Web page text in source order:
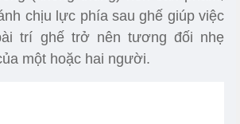
chịu lực phía sau ghế giúp việc
trí ghế trở nên tương đối nhẹ
một hoặc hai người.